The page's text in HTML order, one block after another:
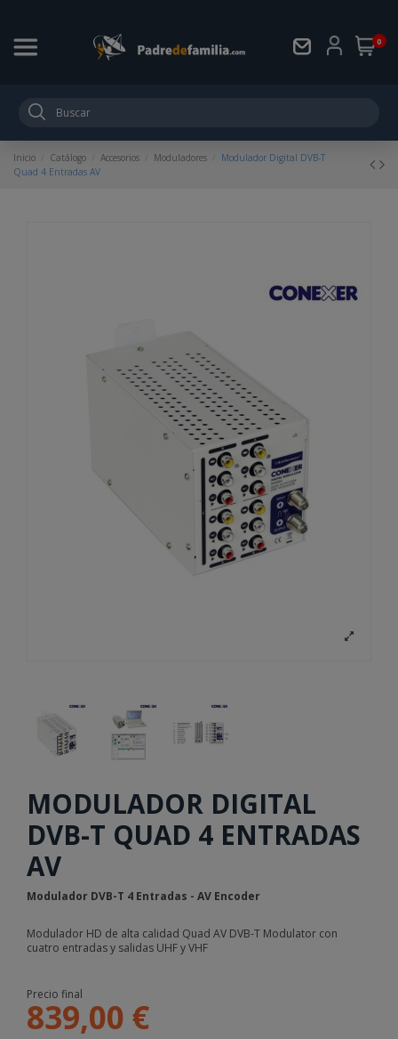
0
Inicio Catálogo Accesorios Moduladores
Modulador Digital DVB-T
Quad 4 Entradas AV
MODULADOR DIGITAL
DVB-T QUAD 4 ENTRADAS
AV
Modulador DVB-T 4 Entradas - AV Encoder
Modulador HD de alta calidad Quad AV DVB-T Modulator con
cuatro entradas y salidas UHF y VHF
Precio final
839,00 €